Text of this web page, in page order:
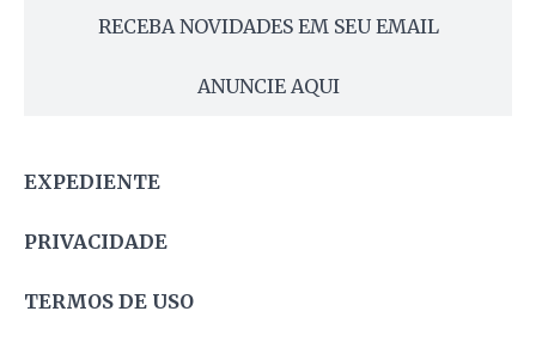
RECEBA NOVIDADES EM SEU EMAIL
ANUNCIE AQUI
EXPEDIENTE
PRIVACIDADE
TERMOS DE USO